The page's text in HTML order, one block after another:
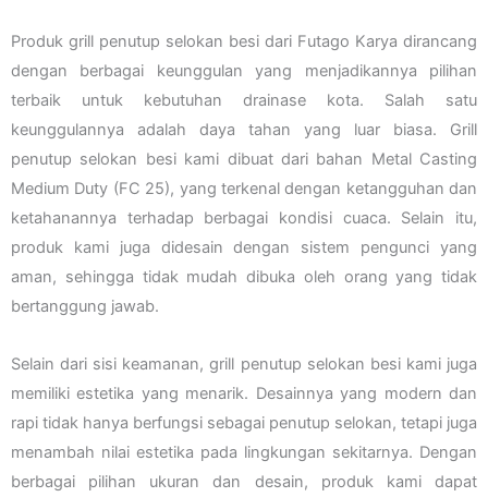
Produk grill penutup selokan besi dari Futago Karya dirancang
dengan berbagai keunggulan yang menjadikannya pilihan
terbaik untuk kebutuhan drainase kota. Salah satu
keunggulannya adalah daya tahan yang luar biasa. Grill
penutup selokan besi kami dibuat dari bahan Metal Casting
Medium Duty (FC 25), yang terkenal dengan ketangguhan dan
ketahanannya terhadap berbagai kondisi cuaca. Selain itu,
produk kami juga didesain dengan sistem pengunci yang
aman, sehingga tidak mudah dibuka oleh orang yang tidak
bertanggung jawab.
Selain dari sisi keamanan, grill penutup selokan besi kami juga
memiliki estetika yang menarik. Desainnya yang modern dan
rapi tidak hanya berfungsi sebagai penutup selokan, tetapi juga
menambah nilai estetika pada lingkungan sekitarnya. Dengan
berbagai pilihan ukuran dan desain, produk kami dapat